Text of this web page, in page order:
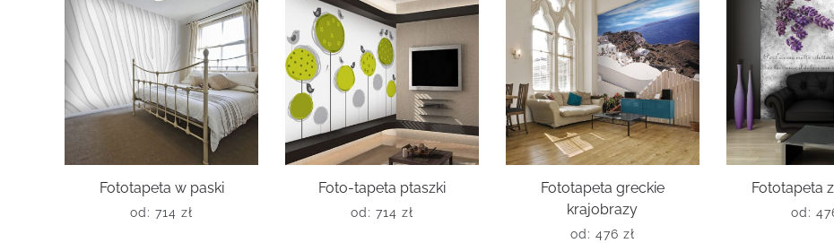
Fototapeta w paski
od: 714 zł
Foto-tapeta ptaszki
od: 714 zł
Fototapeta greckie
krajobrazy
od: 476 zł
Fototapeta
od: